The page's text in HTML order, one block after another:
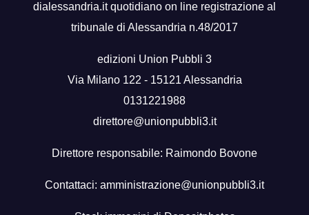
dialessandria.it quotidiano on line registrazione al
tribunale di Alessandria n.48/2017
edizioni Union Pubbli 3
Via Milano 122 - 15121 Alessandria
0131221988
direttore@unionpubbli3.it
Direttore responsabile: Raimondo Bovone
Contattaci: amministrazione@unionpubbli3.it